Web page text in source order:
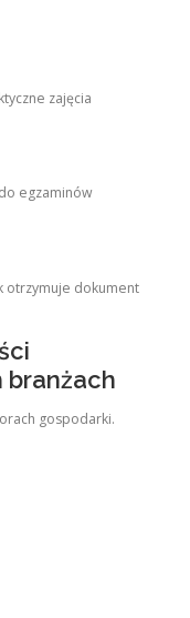
zajęcia
egzaminów
otrzymuje dokument
branżach
gospodarki.